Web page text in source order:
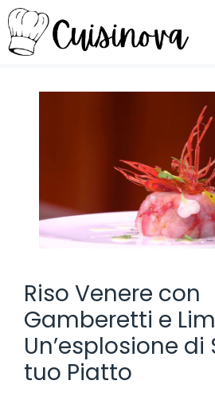
Vai
al
contenuto
Riso Venere con
Gamberetti e
Un’esplosione di
tuo Piatto